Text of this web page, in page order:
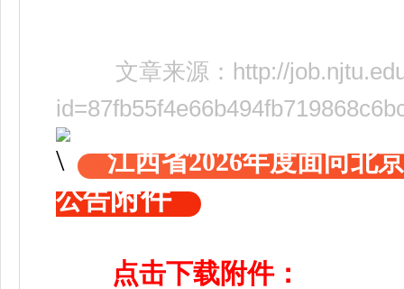
文章来源： http://
江西省2026年度面向北
公告附件
点击下载附件：